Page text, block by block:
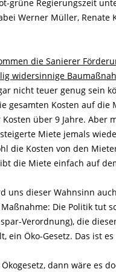
grüne Regierungszeit
Werner Müller, Renate
die Sanierer
widersinnige
nicht teuer genug sein
gesamten Kosten auf die
Kosten über 9 Jahre. Aber
Miete jemals
die Kosten von den
die Miete einfach auf
uns dieser Wahnsinn
Die Politik tut
Verordnung), die
ein Öko-Gesetz. Das ist
dann wäre es